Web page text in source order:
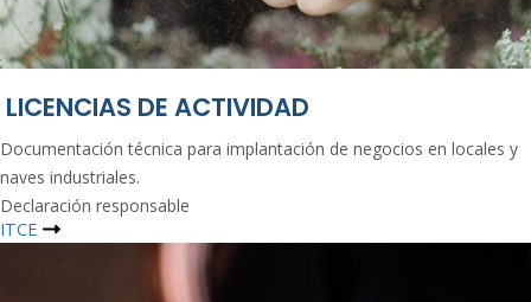
LICENCIAS DE ACTIVIDAD
Documentación técnica para implantación de negocios en locales y
naves industriales.
Declaración responsable
ITCE